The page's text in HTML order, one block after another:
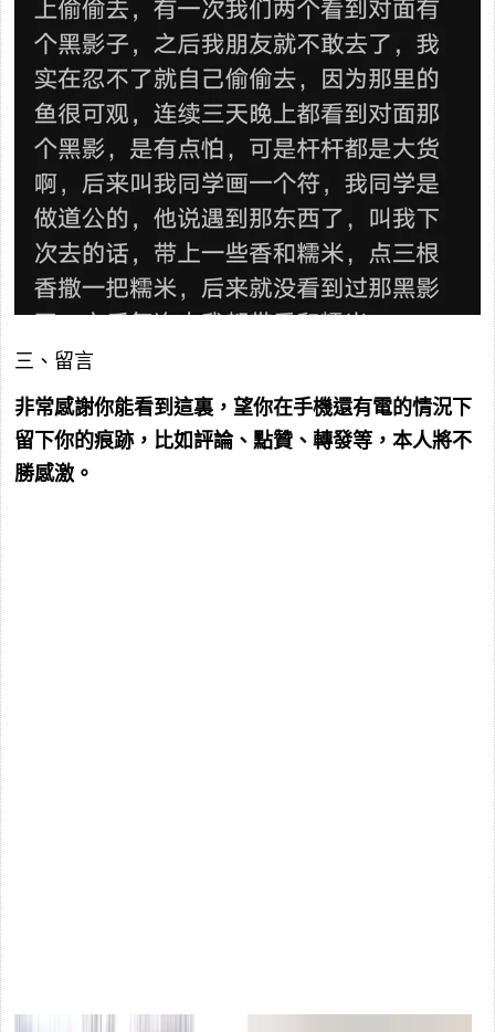
三、留言
非常感謝你能看到這裏，望你在手機還有電的情況下
留下你的痕跡，比如評論、點贊、轉發等，本人將不
勝感激。